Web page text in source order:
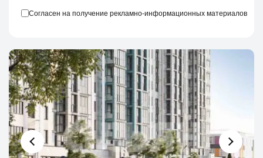
Согласен на получение рекламно-информационных материалов